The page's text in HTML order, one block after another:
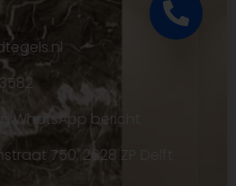
WhatsApp bericht
750, 2628 ZP Delft